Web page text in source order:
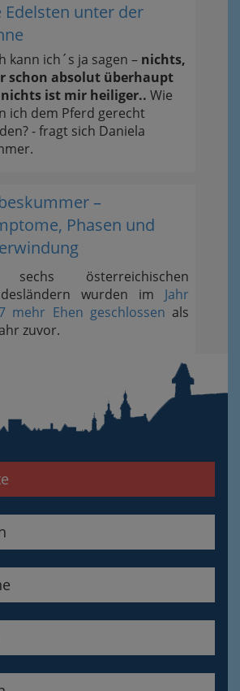
Edelsten unter der
kann ich´s ja sagen – nichts,
schon absolut überhaupt
ist mir heiliger.. Wie
ich dem Pferd gerecht
- fragt sich Daniela
–
Phasen und
österreichischen
wurden im Jahr
mehr Ehen geschlossen als
zuvor.